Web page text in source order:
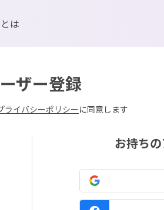
ザー登録
ライバシーポリシーに同意します
お持ち
は